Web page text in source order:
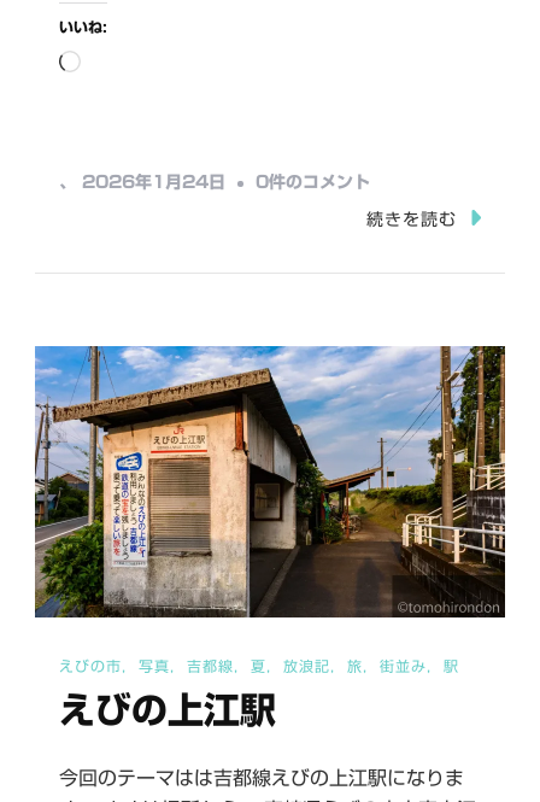
いいね:
読
中…
、 2026年1月24日 西
の
0件のコメント
続きを読む
えびの市 写真 吉都線 夏 放浪記 旅 街並み 駅
えびの上江駅
今回のテーマはは吉都線えびの上江駅になりま